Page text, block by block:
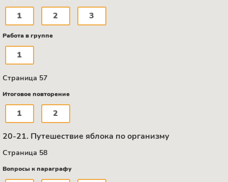
1 2 3
Работа в группе
1
Страница 57
Итоговое повторение
1 2
20-21. Путешествие яблока по организму
Страница 58
Вопросы к параграфу